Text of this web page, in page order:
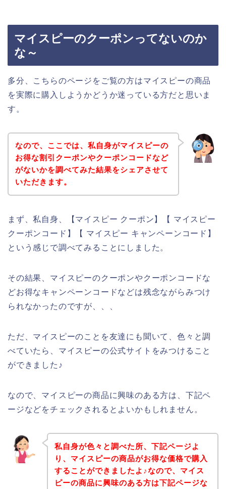
マイスピーのクーポンってないのか
な～
多分、こちらのページをご覧の方はマイスピーの商品
を実際に購入しようかどうか迷っている方だと思いま
す。
なので、ここでは、私自身がマイスピーの
お得な割引クーポンやクーポンコードなど
がないかを調べてみた結果をシェアさせて
いただきます。
まず、私自身、【マイスピー クーポン】【 マイスピー
クーポンコード】【 マイスピー キャンペーンコード】
という感じで調べてみることにしました。
その結果、マイスピーのクーポンやクーポンコードな
どお得なキャンペーンコードなどは残念ながらみつけ
られなかったのですが、、、
ただ、マイスピーのことを友達にも聞いて、色々と調
べていたら、マイスピーの公式サイトをみつけること
ができました♪
なので、マイスピーの商品に興味のある方は、下記ペ
ージなどをチェックされるとよいかもしれません。
私自身が色々と調べた所、下記ページよ
り、マイスピーの商品がお得な価格で購入
することができましたよ♪なので、マイス
ピーの商品に興味のある方は下記ページな